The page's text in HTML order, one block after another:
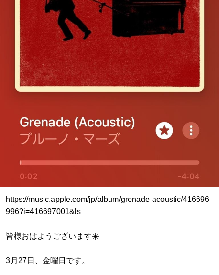
https://music.apple.com/jp/album/grenade-acoustic/416696
996?i=416697001&ls
皆様おはようございます☀️
3月27日、金曜日です。